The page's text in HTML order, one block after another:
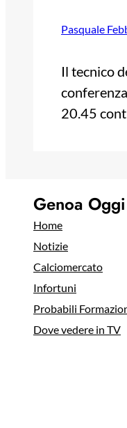
Pasquale
Il tecnico
20.45
Genoa Oggi
Home
Notizie
Calciomercato
Infortuni
Probabili
Dove vedere in TV